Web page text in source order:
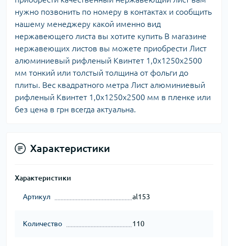
нужно позвонить по номеру в контактах и сообщить
нашему менеджеру какой именно вид
нержавеющего листа вы хотите купить В магазине
нержавеющих листов вы можете приобрести Лист
алюминиевый рифленый Квинтет 1,0х1250х2500
мм тонкий или толстый толщина от фольги до
плиты. Вес квадратного метра Лист алюминиевый
рифленый Квинтет 1,0х1250х2500 мм в пленке или
без цена в грн всегда актуальна.
Характеристики
Характеристики
Артикул al153
Количество 110